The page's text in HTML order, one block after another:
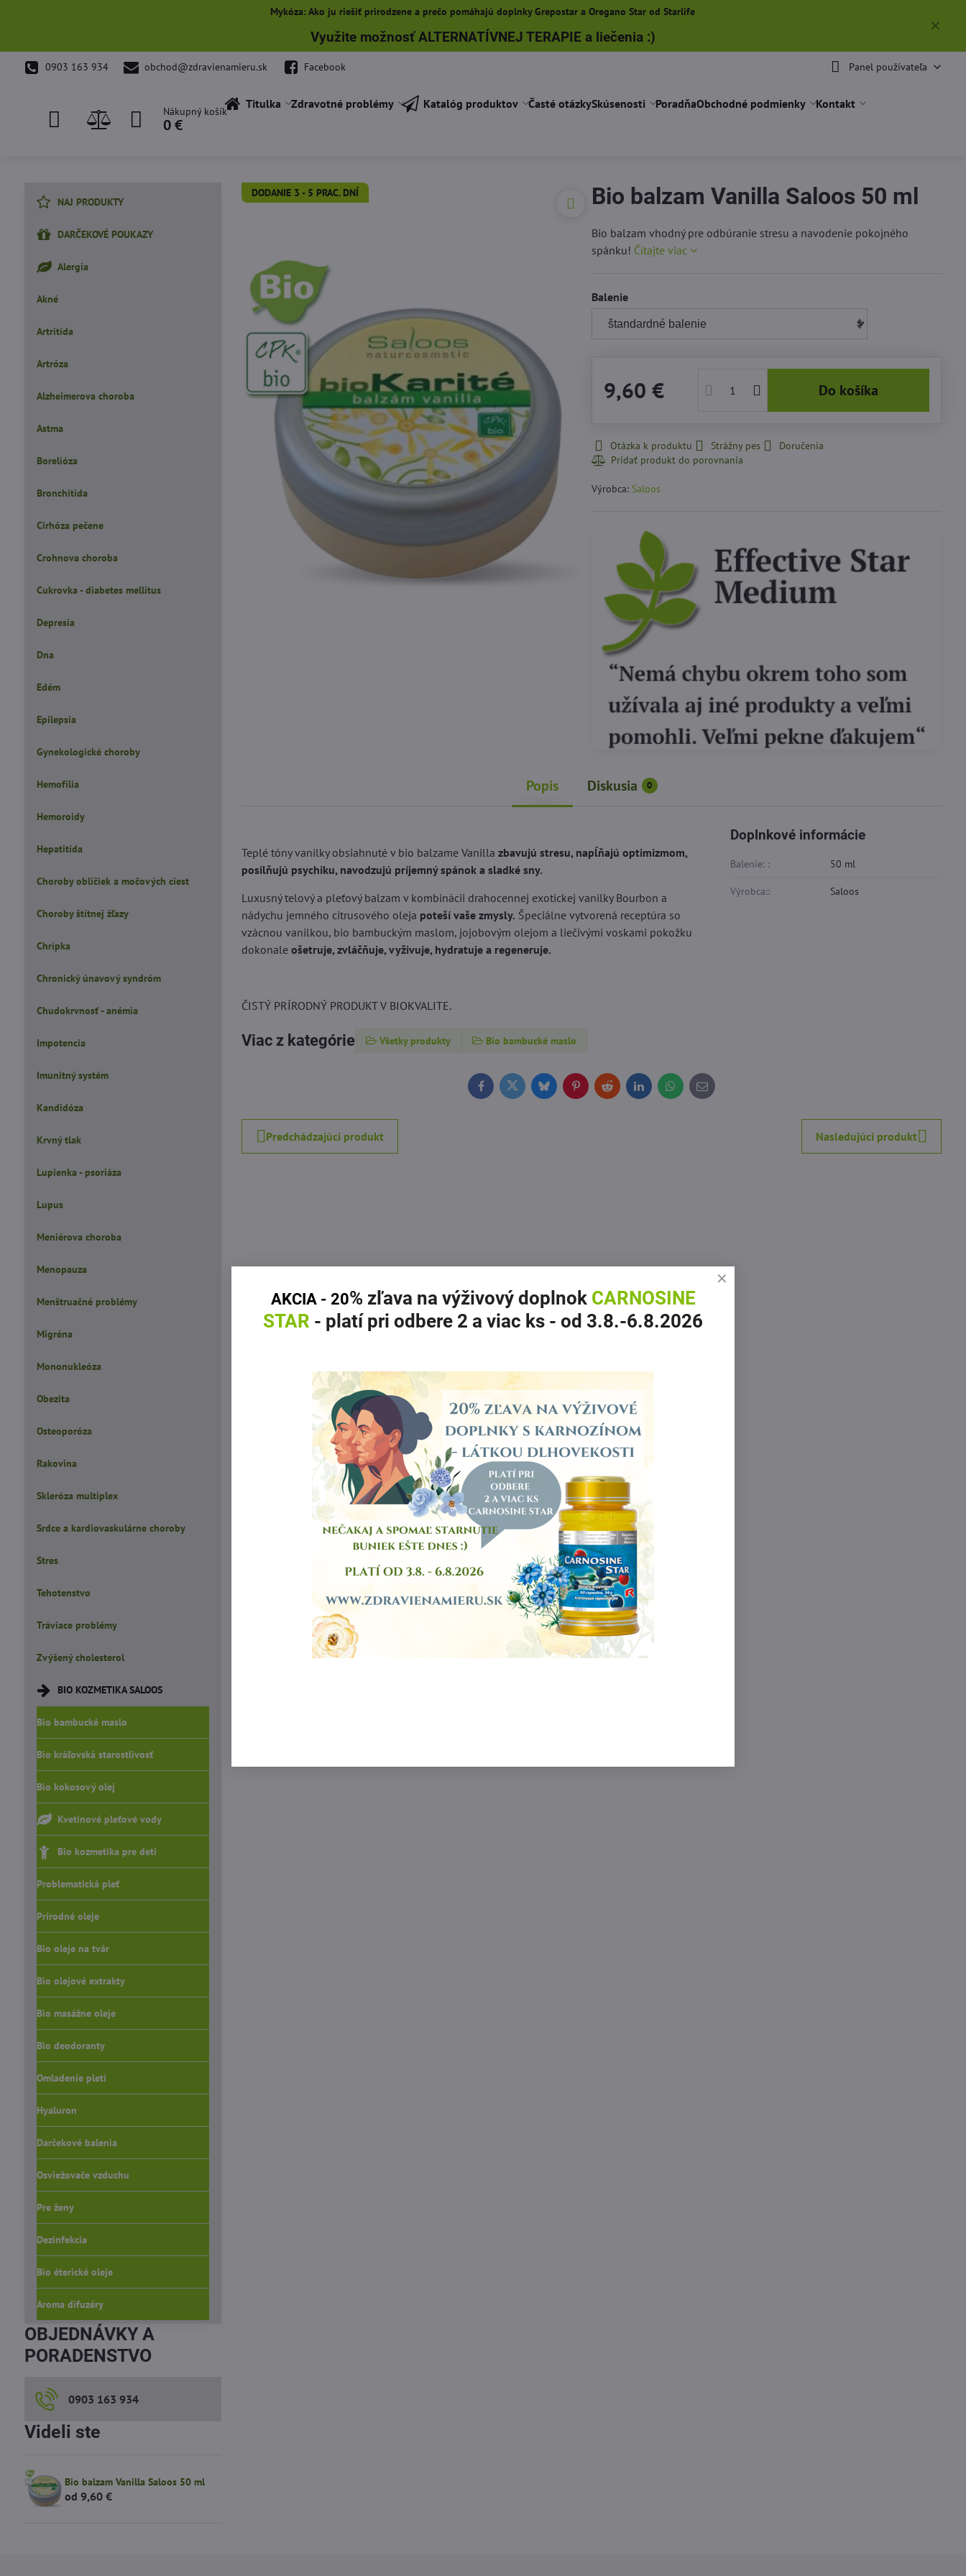
✕
Mykóza: Ako ju riešiť prirodzene a prečo pomáhajú doplnky Grepostar a Oregano Star od Starlife
Využite možnosť ALTERNATÍVNEJ TERAPIE a liečenia:)
0903 163 934 obchod@zdravienamieru.sk Facebook Panel používateľa
Nákupný košík
0 €
Titulka Zdravotné problémy Katalóg produktov Časté otázkySkúsenosti PoradňaObchodné podmienky Kontakt
DODANIE 3 - 5 PRAC. DNÍ Bio balzam Vanilla Saloos 50 ml
Bio balzam vhodný pre odbúranie stresu a navodenie pokojného
spánku! Čítajte viac
Balenie
9,60 € Do košíka
Otázka k produktu Strážny pes Doručenia
Výrobca: Saloos
Popis Diskusia 0
Teplé tóny vanilky obsiahnuté v bio balzame Vanillazbavujú stresu, napĺňajú optimizmom,
posilňujú psychiku, navodzujú príjemný spánok a sladké sny.
Luxusný telový a pleťový balzam v kombinácii drahocennej exotickej vanilky Bourbon a
nádychu jemného citrusového oleja poteší vaše zmysly. Špeciálne vytvorená receptúra so
vzácnou vanilkou, bio bambuckým maslom, jojobovým olejom a liečivými voskami pokožku
dokonaleošetruje, zvláčňuje, vyživuje, hydratuje a regeneruje.
ČISTÝ PRÍRODNÝ PRODUKT V BIOKVALITE.
Viac z kategórie Všetky produkty Bio bambucké maslo
Doplnkové informácie
Balenie: : 50 ml
Výrobca:: Saloos
FacebookTwitterBlueskyPinterestRedditLinkedInWhatsApp
E-
mail
Predchádzajúci produkt Nasledujúci produkt
NAJ PRODUKTY
DARČEKOVÉ POUKAZY
Alergia
Akné
Artritída
Artróza
Alzheimerova choroba
Astma
Borelióza
Bronchitída
Cirhóza pečene
Crohnova choroba
Cukrovka - diabetes mellitus
Depresia
Dna
Edém
Epilepsia
Gynekologické choroby
Hemofília
Hemoroidy
Hepatitída
Choroby obličiek a močových ciest
Choroby štítnej žľazy
Chrípka
Chronický únavový syndróm
Chudokrvnosť - anémia
Impotencia
Imunitný systém
Kandidóza
Krvný tlak
Lupienka - psoriáza
Lupus
Meniérova choroba
Menopauza
Menštruačné problémy
Migréna
Mononukleóza
Obezita
Osteoporóza
Rakovina
Skleróza multiplex
Srdce a kardiovaskulárne choroby
Stres
Tehotenstvo
Tráviace problémy
Zvýšený cholesterol
BIO KOZMETIKA SALOOS
Bio bambucké maslo
Bio kráľovská starostlivosť
Bio kokosový olej
Kvetinové pleťové vody
Bio kozmetika pre deti
Problematická pleť
Prírodné oleje
Bio oleje na tvár
Bio olejové extrakty
Bio masážne oleje
Bio deodoranty
Omladenie pleti
Hyaluron
Darčekové balenia
Osviežovače vzduchu
Pre ženy
Dezinfekcia
Bio éterické oleje
Aroma difuzéry
OBJEDNÁVKY A
PORADENSTVO
0903 163 934
Videli ste
Bio balzam Vanilla Saloos 50 ml
od 9,60 €
AKCIA - 20% zľava na výživový doplnok CARNOSINE
STAR - platí pri odbere 2 a viac ks - od 3.8.-6.8.2026